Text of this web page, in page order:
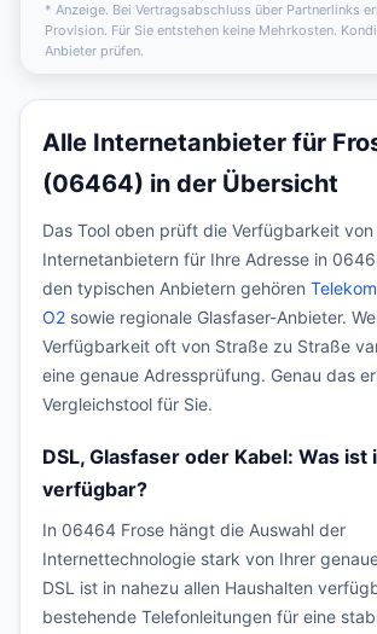
* Anzeige. Bei Vertragsabschluss über Partnerlinks
Provision. Für Sie entstehen keine Mehrkosten.
Anbieter prüfen.
Alle Internetanbieter für
(06464) in der Übersicht
Das Tool oben prüft die Verfügbarkeit von
Internetanbietern für Ihre Adresse in
den typischen Anbietern gehören Telekom
O2 sowie regionale Glasfaser-Anbieter.
Verfügbarkeit oft von Straße zu Straße
eine genaue Adressprüfung. Genau das
Vergleichstool für Sie.
DSL, Glasfaser oder Kabel: Was ist
verfügbar?
In 06464 Frose hängt die Auswahl der
Internettechnologie stark von Ihrer
DSL ist in nahezu allen Haushalten
bestehende Telefonleitungen für eine